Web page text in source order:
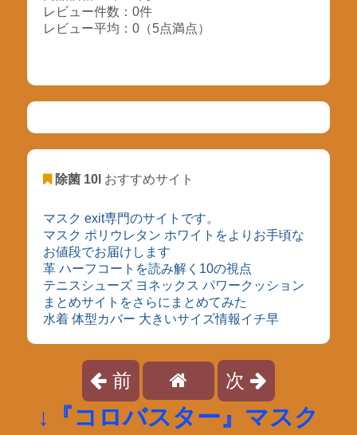
レビュー件数：0件
レビュー平均：0（5点満点）
除菌 10l おすすめサイト
マスク exit専門のサイトです。
マスク ポリウレタン ホワイトをよりお手頃な
お値段でお届けします
革 ハーフコートを読み解く10の視点
テニスシューズ ヨネックス パワークッション
まとめサイトをさらにまとめてみた
水着 体型カバー 大きいサイズ情報イチ早
前 次
↓『コロバスター』マスク